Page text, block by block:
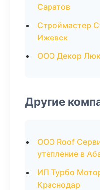
Саратов
Строймастер
Ижевск
ООО Декор
Другие
ООО Roof
утепление в
ИП Турбо
Краснодар